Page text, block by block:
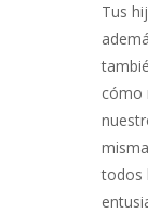
Tus
cómo
todos